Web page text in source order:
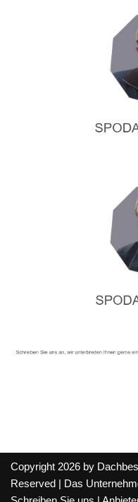
Copyright 2026 by
Reserved |
Das